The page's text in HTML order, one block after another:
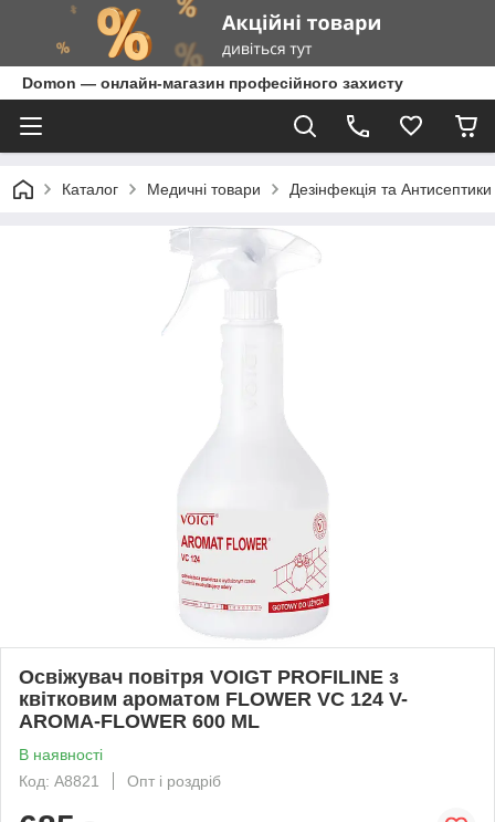
Domon — онлайн-магазин професійного захисту
Каталог Медичні товари Дезінфекція та Антисептики
Освіжувач повітря VOIGT PROFILINE з
квітковим ароматом FLOWER VC 124 V-
AROMA-FLOWER 600 ML
В наявності
Код: A8821
Опт і роздріб